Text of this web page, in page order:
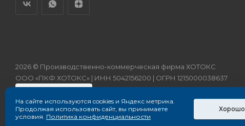
2026 © Производственно-коммерческая фирма ХОТОКС
ООО «ПКФ ХОТОКС» | ИНН 5042156200 | ОГРН 1215000038637
На сайте используются cookies и Яндекс метрика.
Продолжая использовать сайт, вы принимаете
условия. Политика конфиденциальности
Хорошо